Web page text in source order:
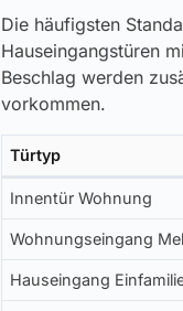
Die häufigsten
Hauseingangstüren
Beschlag werden
vorkommen.
Türtyp
Innentür Wohnung
Wohnungseingang
Hauseingang